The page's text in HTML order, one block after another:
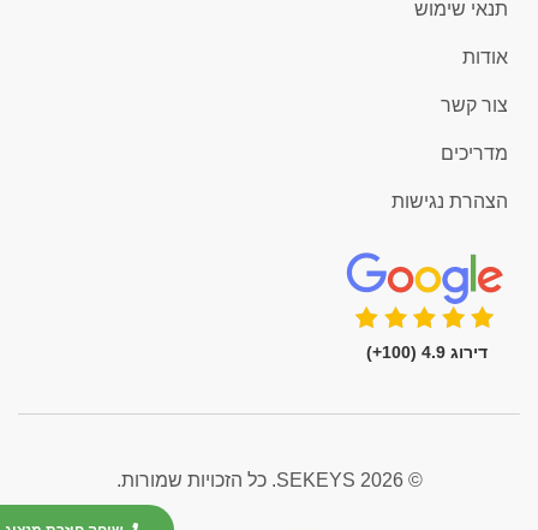
תנאי שימוש
אודות
צור קשר
מדריכים
הצהרת נגישות
דירוג 4.9 (100+)
© 2026 SEKEYS. כל הזכויות שמורות.